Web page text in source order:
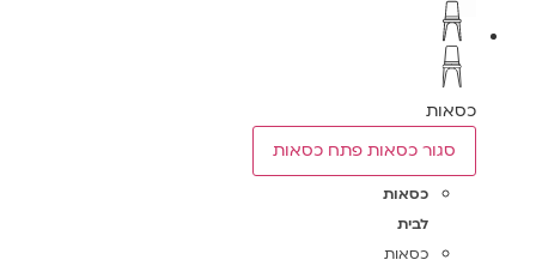
כסאות
סגור כסאות פתח כסאות
כסאות
לבית
כסאות